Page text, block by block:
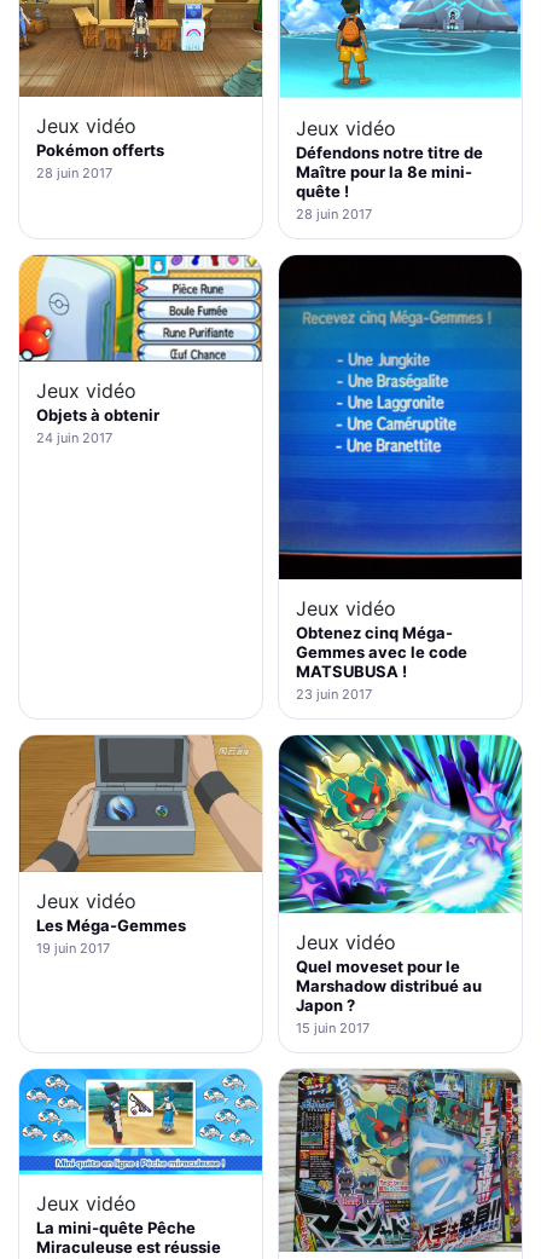
Jeux vidéo
Pokémon offerts
28 juin 2017
Jeux vidéo
Défendons notre titre de
Maître pour la 8e mini-
quête !
28 juin 2017
Jeux vidéo
Objets à obtenir
24 juin 2017
Jeux vidéo
Obtenez cinq Méga-
Gemmes avec le code
MATSUBUSA !
23 juin 2017
Jeux vidéo
Les Méga-Gemmes
19 juin 2017 Jeux vidéo
Quel moveset pour le
Marshadow distribué au
Japon ?
15 juin 2017
Jeux vidéo
La mini-quête Pêche
Miraculeuse est réussie